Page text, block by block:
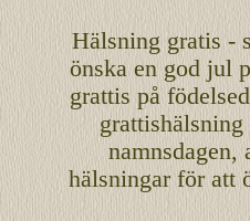
Hälsning gratis -
önska engod jul
grattis på
namnsdagen,
hälsningar för att